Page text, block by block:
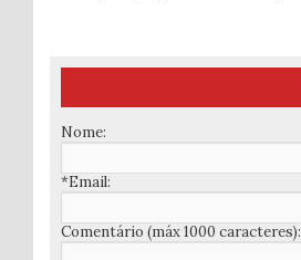
Nome:
*Email:
Comentário (máx 1000 caracteres):